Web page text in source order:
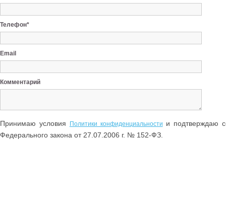
Телефон*
Email
Комментарий
Принимаю условия Политики конфиденциальности и подтверждаю
Федерального закона от 27.07.2006 г. № 152-ФЗ.